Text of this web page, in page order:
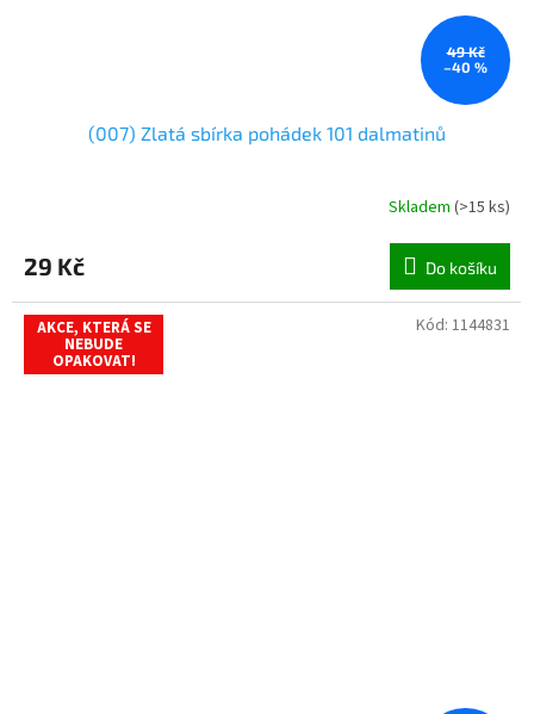
49 Kč
–40 %
(007) Zlatá sbírka pohádek 101 dalmatinů
Skladem (>15 ks)
29 Kč Do košíku
AKCE, KTERÁ SE
NEBUDE
OPAKOVAT!
Kód: 1144831